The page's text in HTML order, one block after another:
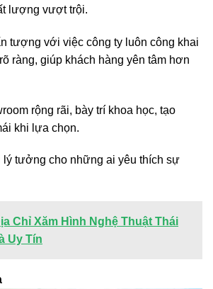
lượng vượt trội.
tượng với việc công ty luôn công khai
ràng, giúp khách hàng yên tâm hơn
rộng rãi, bày trí khoa học, tạo
khi lựa chọn.
tưởng cho những ai yêu thích sự
Chỉ Xăm Hình Nghệ Thuật Thái
Uy Tín